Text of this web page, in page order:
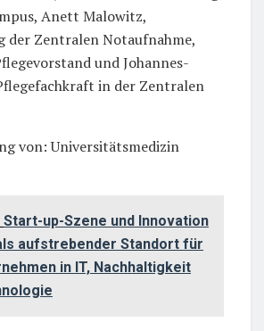
Anett Malowitz,
der Zentralen Notaufnahme,
und Johannes-
in der Zentralen
von: Universitätsmedizin
Start-up-Szene und Innovation
aufstrebender Standort für
in IT, Nachhaltigkeit